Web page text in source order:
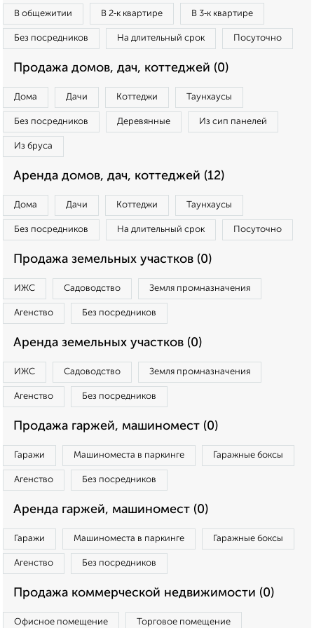
В общежитии В 2‑к квартире В 3‑к квартире
Без посредников На длительный срок Посуточно
Продажа домов, дач, коттеджей (0)
Дома Дачи Коттеджи Таунхаусы
Без посредников Деревянные Из сип панелей
Из бруса
Аренда домов, дач, коттеджей (12)
Дома Дачи Коттеджи Таунхаусы
Без посредников На длительный срок Посуточно
Продажа земельных участков (0)
ИЖС Садоводство Земля промназначения
Агенство Без посредников
Аренда земельных участков (0)
ИЖС Садоводство Земля промназначения
Агенство Без посредников
Продажа гаржей, машиномест (0)
Гаражи Машиноместа в паркинге Гаражные боксы
Агенство Без посредников
Аренда гаржей, машиномест (0)
Гаражи Машиноместа в паркинге Гаражные боксы
Агенство Без посредников
Продажа коммерческой недвижимости (0)
Офисное помещение Торговое помещение